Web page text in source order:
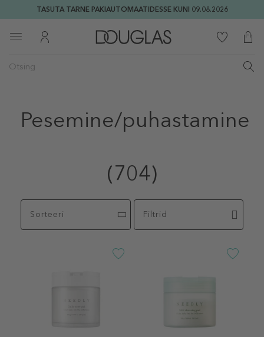
TASUTA TARNE PAKIAUTOMAATIDESSE KUNI 09.08.2026
Pesemine/puhastamine
(704)
Sorteeri Filtrid